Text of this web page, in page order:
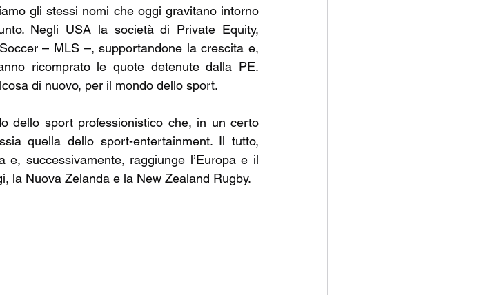
gli stessi nomi che oggi gravitano intorno
Negli USA la società di Private Equity,
– MLS –, supportandone la crescita e,
ricomprato le quote detenute dalla PE.
di nuovo, per il mondo dello sport.
dello sport professionistico che, in un certo
quella dello sport-entertainment. Il tutto,
e, successivamente, raggiunge l’Europa e il
la Nuova Zelanda e la New Zealand Rugby.